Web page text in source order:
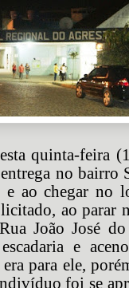
quinta-feira
no bairro
e ao chegar no
ao parar
João José
e
para ele,
foi se